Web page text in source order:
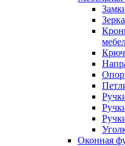
Оконная